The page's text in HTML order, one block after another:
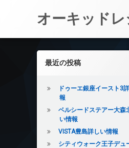
オーキッド
左サイドバー
最近の投稿
ドゥーエ銀座イースト3
報
ベルシードステアー大森
い情報
VISTA豊島詳しい情報
シティウォーク王子デュ